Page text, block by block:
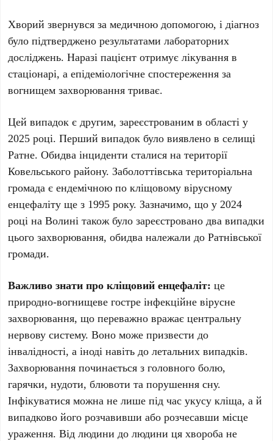
Хворий звернувся за медичною допомогою, і діагноз
було підтверджено результатами лабораторних
досліджень. Наразі пацієнт отримує лікування в
стаціонарі, а епідеміологічне спостереження за
вогнищем захворювання триває.
Цей випадок є другим, зареєстрованим в області у
2025 році. Перший випадок було виявлено в селищі
Ратне. Обидва інциденти сталися на території
Ковельського району. Заболоттівська територіальна
громада є ендемічною по кліщовому вірусному
енцефаліту ще з 1995 року. Зазначимо, що у 2024
році на Волині також було зареєстровано два випадки
цього захворювання, обидва належали до Ратнівської
громади.
Важливо знати про кліщовий енцефаліт: це
природно-вогнищеве гостре інфекційне вірусне
захворювання, що переважно вражає центральну
нервову систему. Воно може призвести до
інвалідності, а іноді навіть до летальних випадків.
Захворювання починається з головного болю,
гарячки, нудоти, блювоти та порушення сну.
Інфікуватися можна не лише під час укусу кліща, а й
випадково його розчавивши або розчесавши місце
ураження. Від людини до людини ця хвороба не